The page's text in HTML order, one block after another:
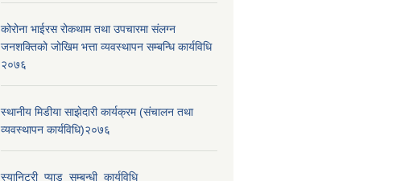
कोरोना भाईरस रोकथाम तथा उपचारमा संलग्न
जनशक्तिको जोखिम भत्ता व्यवस्थापन सम्बन्धि कार्यविधि
२०७६
स्थानीय मिडीया साझेदारी कार्यक्रम (संचालन तथा
व्यवस्थापन कार्यविधि)२०७६
स्यानिटरी_प्याड_सम्बन्धी_कार्यविधि